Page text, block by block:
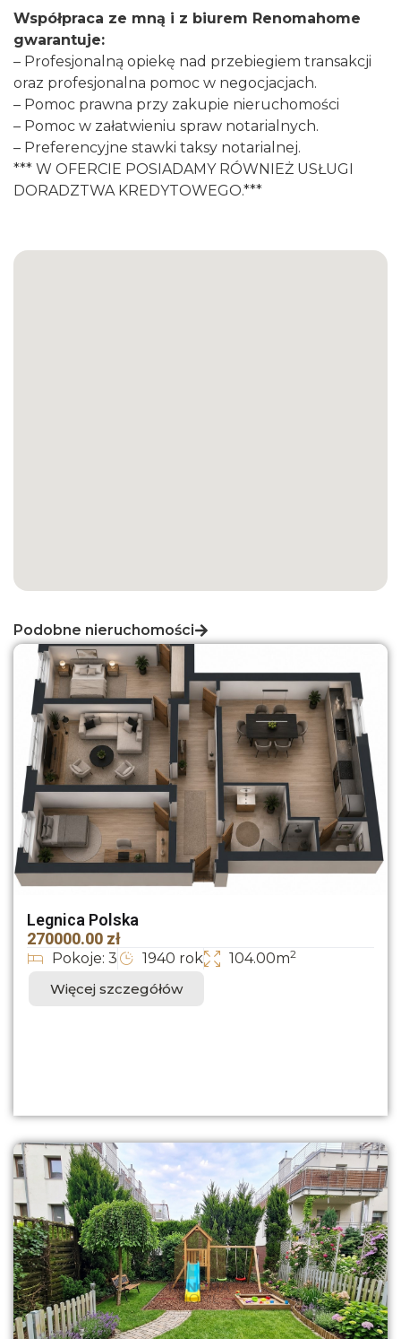
Współpraca ze mną i z biurem Renomahome
gwarantuje:
– Profesjonalną opiekę nad przebiegiem transakcji
oraz profesjonalna pomoc w negocjacjach.
– Pomoc prawna przy zakupie nieruchomości
– Pomoc w załatwieniu spraw notarialnych.
– Preferencyjne stawki taksy notarialnej.
*** W OFERCIE POSIADAMY RÓWNIEŻ USŁUGI
DORADZTWA KREDYTOWEGO.***
Podobne nieruchomości
Legnica Polska
270000.00 zł
Pokoje: 3 1940 rok 104.00m2
Więcej szczegółów